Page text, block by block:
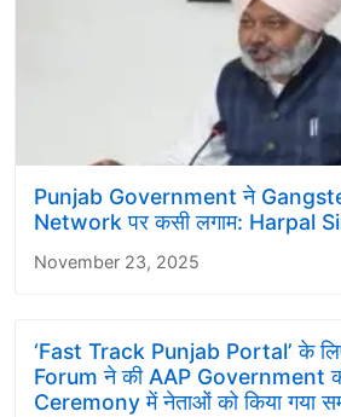
Punjab Government ने
Network पर कसी लगाम: Harpal
November 23, 2025
‘Fast Track Punjab Portal’ के
Forum ने की AAP Government
Ceremony में नेताओं को किया गया